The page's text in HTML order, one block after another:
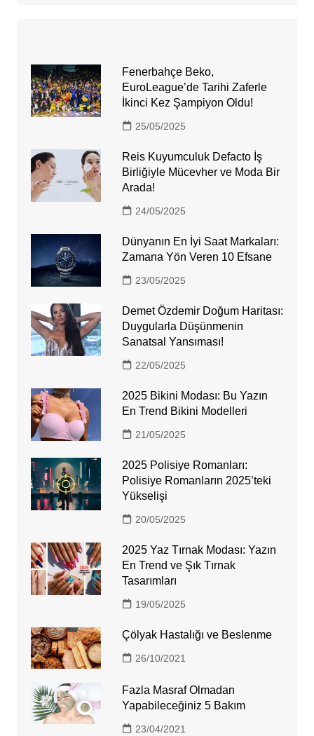
Fenerbahçe Beko,
EuroLeague’de Tarihi Zaferle
İkinci Kez Şampiyon Oldu!
25/05/2025
Reis Kuyumculuk Defacto İş
Birliğiyle Mücevher ve Moda Bir
Arada!
24/05/2025
Dünyanın En İyi Saat Markaları:
Zamana Yön Veren 10 Efsane
23/05/2025
Demet Özdemir Doğum Haritası:
Duygularla Düşünmenin
Sanatsal Yansıması!
22/05/2025
2025 Bikini Modası: Bu Yazın
En Trend Bikini Modelleri
21/05/2025
2025 Polisiye Romanları:
Polisiye Romanların 2025’teki
Yükselişi
20/05/2025
2025 Yaz Tırnak Modası: Yazın
En Trend ve Şık Tırnak
Tasarımları
19/05/2025
Çölyak Hastalığı ve Beslenme
26/10/2021
Fazla Masraf Olmadan
Yapabileceğiniz 5 Bakım
23/04/2021